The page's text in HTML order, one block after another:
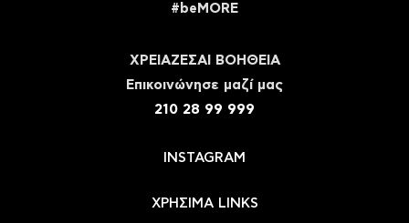
#beMORE
ΧΡΕΙΑΖΕΣΑΙ ΒΟΗΘΕΙΑ
Eπικοινώνησε μαζί μας
210 28 99 999
INSTAGRAM
ΧΡΗΣΙΜΑ LINKS